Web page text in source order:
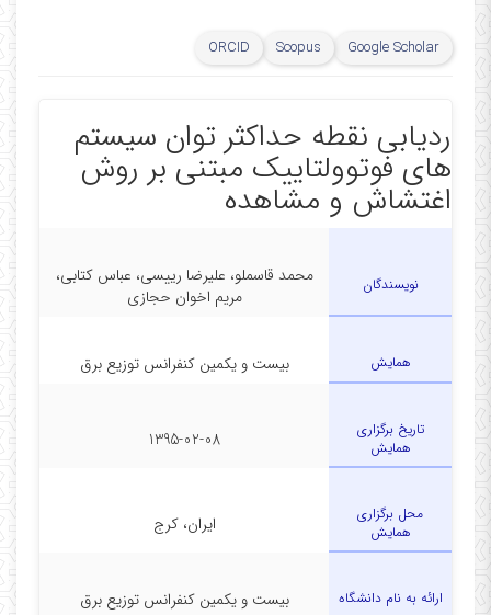
dr.m.a.hejazi@
اکانت
اینستاگرام
---------------------------------------------------------------------------
Google Scholar
Scopus
ORCID
ردیابی نقطه حداکثر توان سیستم
های فوتوولتاییک مبتنی بر روش
اغتشاش و مشاهده
نویسندگان
محمد قاسملو، علیرضا رییسی، عباس کتابی،
مریم اخوان حجازی
همایش بیست و یکمین کنفرانس توزیع برق
تاریخ برگزاری
همایش
1395-02-08
محل برگزاری
همایش
ایران، کرج
ارائه به نام دانشگاه بیست و یکمین کنفرانس توزیع برق